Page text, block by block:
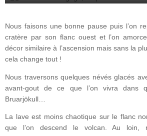
Nous faisons une bonne pause puis l’on
cratère par son flanc ouest et l’on
décor similaire à l’ascension mais sans la
cela change tout !
Nous traversons quelques névés glacés
avant-gout de ce que l’on vivra dans
Bruarjökull…
La lave est moins chaotique sur le flanc
que l’on descend le volcan. Au loin,